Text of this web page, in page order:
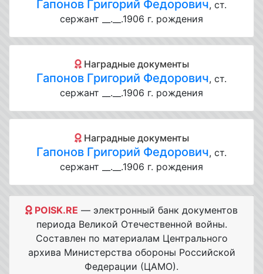
Гапонов Григорий Федорович, ст.
сержант __.__.1906 г. рождения
Наградные документы
Гапонов Григорий Федорович, ст.
сержант __.__.1906 г. рождения
Наградные документы
Гапонов Григорий Федорович, ст.
сержант __.__.1906 г. рождения
POISK.RE — электронный банк документов
периода Великой Отечественной войны.
Составлен по материалам Центрального
архива Министерства обороны Российской
Федерации (ЦАМО).